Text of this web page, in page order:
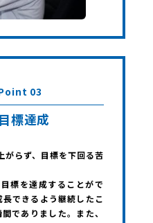
03
標達成
がらず、目標を下回る苦
標を達成することがで
できるよう継続したこ
でありました。また、